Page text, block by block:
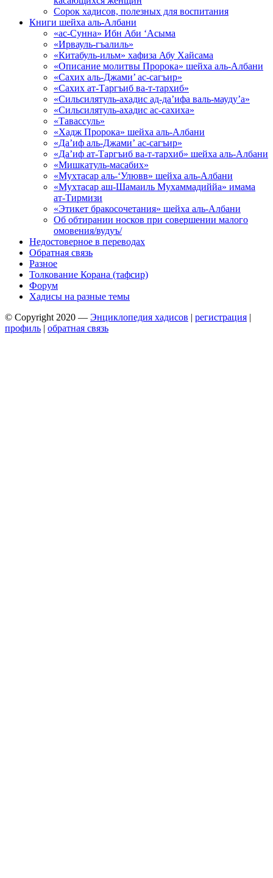
Сорок хадисов, полезных для воспитания
Книги шейха аль-Албани
«ас-Сунна» Ибн Аби ‘Асыма
«Ирвауль-гъалиль»
«Китабуль-ильм» хафиза Абу Хайсама
«Описание молитвы Пророка» шейха аль-Албани
«Сахих аль-Джами’ ас-сагъир»
«Сахих ат-Таргъиб ва-т-тархиб»
«Сильсилятуль-ахадис ад-да’ифа валь-мауду’а»
«Сильсилятуль-ахадис ас-сахиха»
«Тавассуль»
«Хадж Пророка» шейха аль-Албани
«Да’иф аль-Джами’ ас-сагъир»
«Да’иф ат-Таргъиб ва-т-тархиб» шейха аль-Албани
«Мишкатуль-масабих»
«Мухтасар аль-‘Улювв» шейха аль-Албани
«Мухтасар аш-Шамаиль Мухаммадиййа» имама
ат-Тирмизи
«Этикет бракосочетания» шейха аль-Албани
Об обтирании носков при совершении малого
омовения/вудуъ/
Недостоверное в переводах
Обратная связь
Разное
Толкование Корана (тафсир)
Форум
Хадисы на разные темы
© Copyright 2020 — Энциклопедия хадисов | регистрация |
профиль | обратная связь